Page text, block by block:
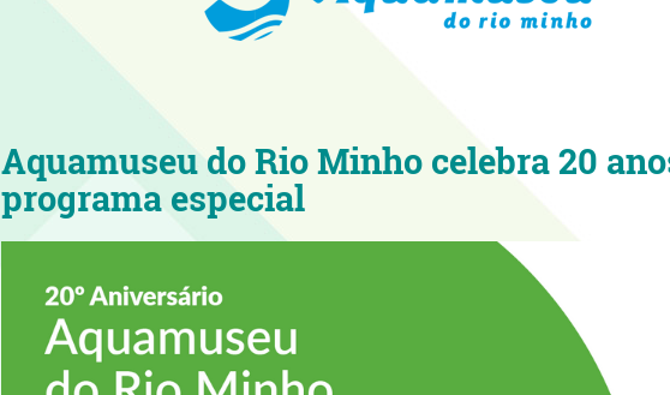
Aquamuseu do Rio Minho celebra 20
programa especial